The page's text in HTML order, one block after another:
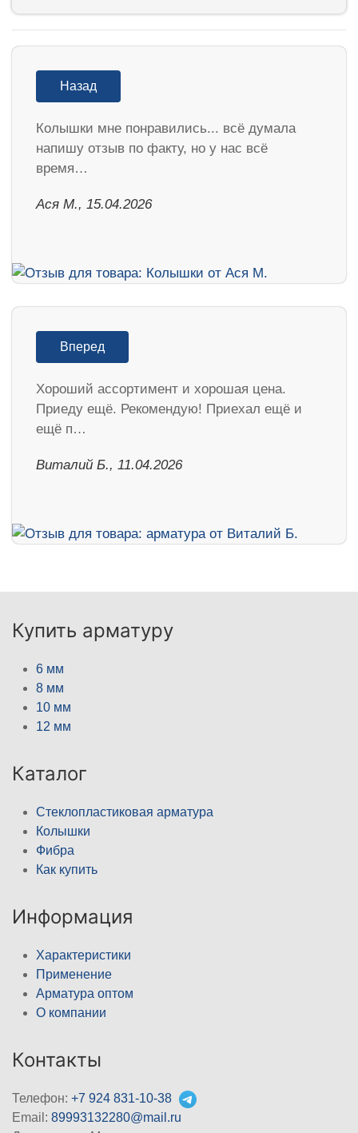
Назад
Колышки мне понравились... всё думала
напишу отзыв по факту, но у нас всё
время…
Ася М., 15.04.2026
Вперед
Хороший ассортимент и хорошая цена.
Приеду ещё. Рекомендую! Приехал ещё и
ещё п…
Виталий Б., 11.04.2026
Купить арматуру
6 мм
8 мм
10 мм
12 мм
Каталог
Стеклопластиковая арматура
Колышки
Фибра
Как купить
Информация
Характеристики
Применение
Арматура оптом
О компании
Контакты
Телефон: +7 924 831-10-38
Email: 89993132280@mail.ru